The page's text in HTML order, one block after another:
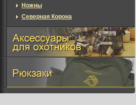
Ножны
Северная Корона